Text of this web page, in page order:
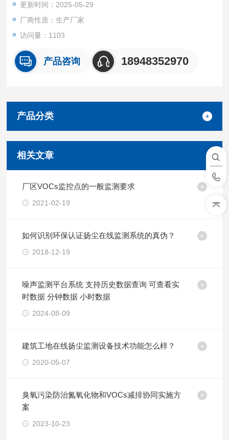
更新时间：2025-05-29
厂商性质：生产厂家
访问量：1103
产品咨询 18948352970
产品分类
相关文章
厂区VOCs监控点的一般监测要求
2021-02-19
如何识别环保认证扬尘在线监测系统的真伪？
2018-12-19
噪声监测平台系统 支持历史数据查询 可查看实
时数据 分钟数据 小时数据
2024-08-09
建筑工地在线扬尘监测设备技术功能怎么样？
2020-05-07
臭氧污染防治氮氧化物和VOCs减排协同实施方
案
2023-10-23